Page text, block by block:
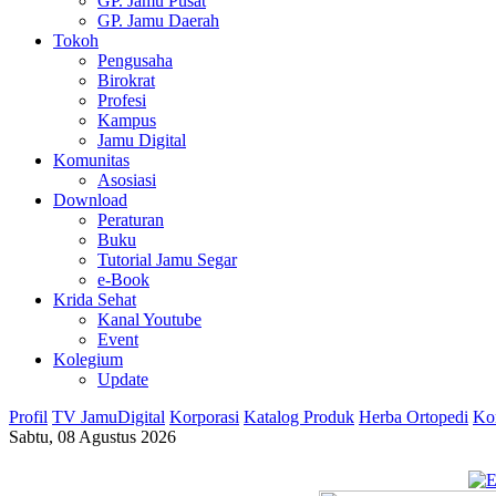
GP. Jamu Daerah
Tokoh
Pengusaha
Birokrat
Profesi
Kampus
Jamu Digital
Komunitas
Asosiasi
Download
Peraturan
Buku
Tutorial Jamu Segar
e-Book
Krida Sehat
Kanal Youtube
Event
Kolegium
Update
Profil TV JamuDigital Korporasi Katalog Produk Herba Ortopedi
Sabtu, 08 Agustus 2026